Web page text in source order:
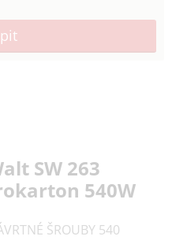
SW 263
540W
ŠROUBY 540